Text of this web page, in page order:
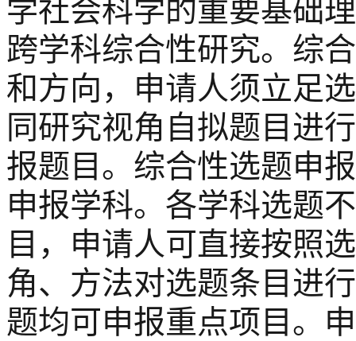
学社会科学的重要基础
跨学科综合性研究。综
和方向，申请人须立足
同研究视角自拟题目进
报题目。综合性选题申
申报学科。各学科选题
目，申请人可直接按照
角、方法对选题条目进
题均可申报重点项目。